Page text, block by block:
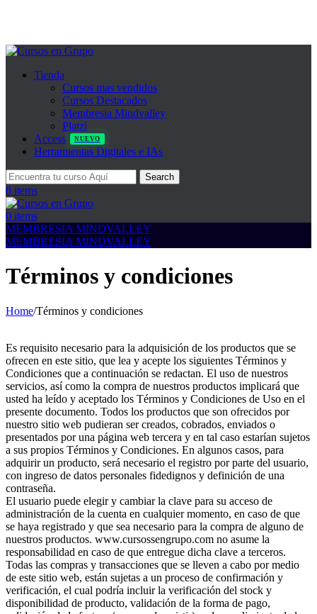
Tienda
Cursos mas vendidos
Cursos Destacados
Membresia Mindvalley
Platzi
Access
NUEVO
Herramientas Digitales e IAs
Search
0 items
0 items
MEMBRESIA MINDVALLEY
MEMBRESIA MINDVALLEY
Términos y condiciones
Home/Términos y condiciones
Es requisito necesario para la adquisición de los productos que se
ofrecen en este sitio, que lea y acepte los siguientes Términos y
Condiciones que a continuación se redactan. El uso de nuestros
servicios, así como la compra de nuestros productos implicará que
usted ha leído y aceptado los Términos y Condiciones de Uso en el
presente documento. Todos los productos que son ofrecidos por
nuestro sitio web pudieran ser creados, cobrados, enviados o
presentados por una página web tercera y en tal caso estarían sujetos
a sus propios Términos y Condiciones. En algunos casos, para
adquirir un producto, será necesario el registro por parte del usuario,
con ingreso de datos personales fidedignos y definición de una
contraseña.
El usuario puede elegir y cambiar la clave para su acceso de
administración de la cuenta en cualquier momento, en caso de que
se haya registrado y que sea necesario para la compra de alguno de
nuestros productos. www.cursossengrupo.com no asume la
responsabilidad en caso de que entregue dicha clave a terceros.
Todas las compras y transacciones que se lleven a cabo por medio
de este sitio web, están sujetas a un proceso de confirmación y
verificación, el cual podría incluir la verificación del stock y
disponibilidad de producto, validación de la forma de pago,